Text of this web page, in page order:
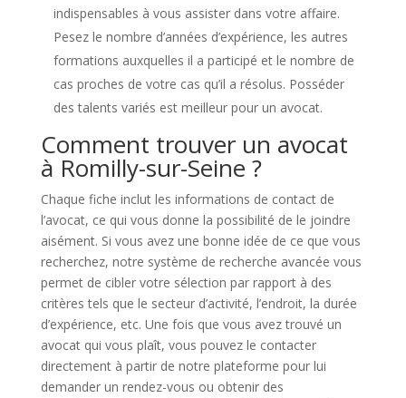
indispensables à vous assister dans votre affaire.
Pesez le nombre d’années d’expérience, les autres
formations auxquelles il a participé et le nombre de
cas proches de votre cas qu’il a résolus. Posséder
des talents variés est meilleur pour un avocat.
Comment trouver un avocat
à Romilly-sur-Seine ?
Chaque fiche inclut les informations de contact de
l’avocat, ce qui vous donne la possibilité de le joindre
aisément. Si vous avez une bonne idée de ce que vous
recherchez, notre système de recherche avancée vous
permet de cibler votre sélection par rapport à des
critères tels que le secteur d’activité, l’endroit, la durée
d’expérience, etc. Une fois que vous avez trouvé un
avocat qui vous plaît, vous pouvez le contacter
directement à partir de notre plateforme pour lui
demander un rendez-vous ou obtenir des